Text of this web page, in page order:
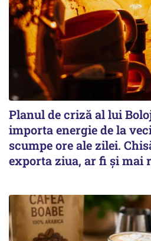
Planul de criză al lui
importa energie de la
scumpe ore ale zilei.
exporta ziua, ar fi și mai